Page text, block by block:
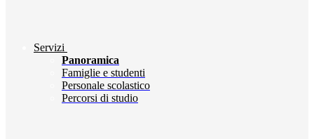
Servizi
Panoramica
Famiglie e studenti
Personale scolastico
Percorsi di studio